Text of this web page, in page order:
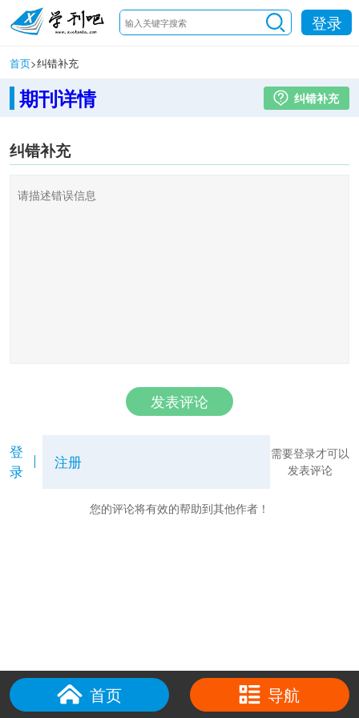
登录
首页>纠错补充
期刊详情 纠错补充
纠错补充
发表评论
登
录
注册
需要登录才可以
发表评论
您的评论将有效的帮助到其他作者！
首页 导航